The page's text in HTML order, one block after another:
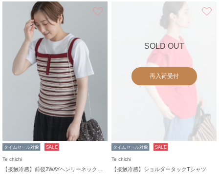
タイムセール対象 SALE
Te chichi
SOLD OUT
再入荷受付
タイムセール対象 SALE
Te chichi
【接触冷感】ショルダータックTシャツ